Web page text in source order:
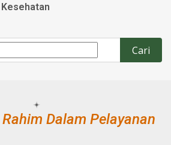
Dalam Pelayanan